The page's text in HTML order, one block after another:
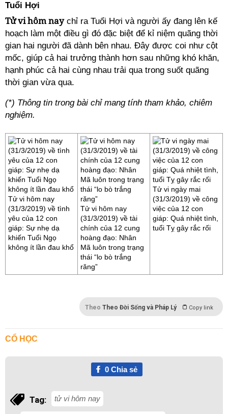
Tuổi Hợi
Tử vi hôm naychỉ ra Tuổi Hợi và người ấy đang lên kế
hoạch làm một điều gì đó đặc biệt để kỉ niệm quãng thời
gian hai người đã dành bên nhau. Đây được coi như cột
mốc, giúp cả hai trưởng thành hơn sau những khó khăn,
hạnh phúc cả hai cùng nhau trải qua trong suốt quãng
thời gian vừa qua.
(*) Thông tin trong bài chỉ mang tính tham khảo, chiêm
nghiệm.
Tử vi hôm nay
(31/3/2019) về tình
yêu của 12 con
giáp: Sự nhẹ dạ
khiến Tuổi Ngọ
không ít lần đau khổ
Tử vi hôm nay
(31/3/2019) về tài
chính của 12 cung
hoàng đạo: Nhân
Mã luôn trong trạng
thái “lo bò trắng
răng”
Tử vi ngày mai
(31/3/2019) về công
việc của 12 con
giáp: Quá nhiệt tình,
tuổi Tỵ gây rắc rối
Theo Theo Đời Sống và Pháp Lý Copy link
CỔ HỌC
0Chia sẻ
Tag: tử vi hôm nay